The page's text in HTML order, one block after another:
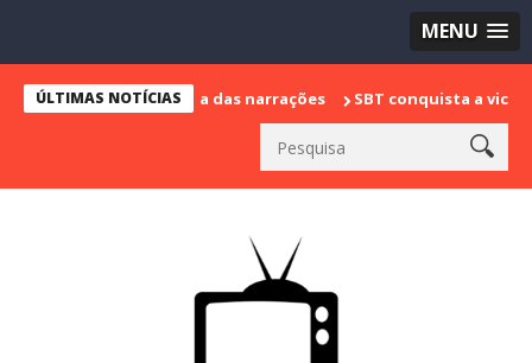
MENU
ÚLTIMAS NOTÍCIAS
despedida das narrações SBT conquista a vice liderança